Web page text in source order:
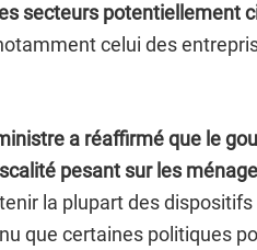
secteurs potentiellement
celui des
a réaffirmé que le
pesant sur les
la plupart des dispositifs
que certaines politiques